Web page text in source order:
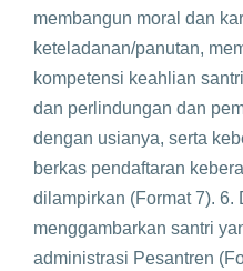
membangun moral dan
keteladanan/panutan,
kompetensi keahlian
dan perlindungan dan
dengan usianya, serta
berkas pendaftaran
dilampirkan (Format 7). 6.
menggambarkan santri
administrasi Pesantren